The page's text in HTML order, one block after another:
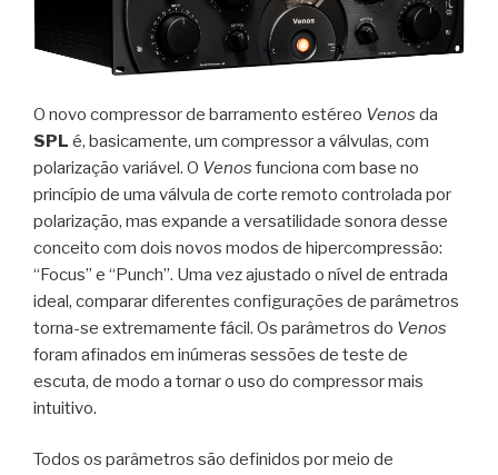
O novo compressor de barramento estéreo Venos da
SPL é, basicamente, um compressor a válvulas, com
polarização variável. O Venos funciona com base no
princípio de uma válvula de corte remoto controlada por
polarização, mas expande a versatilidade sonora desse
conceito com dois novos modos de hipercompressão:
“Focus” e “Punch”. Uma vez ajustado o nível de entrada
ideal, comparar diferentes configurações de parâmetros
torna-se extremamente fácil. Os parâmetros do Venos
foram afinados em inúmeras sessões de teste de
escuta, de modo a tornar o uso do compressor mais
intuitivo.
Todos os parâmetros são definidos por meio de